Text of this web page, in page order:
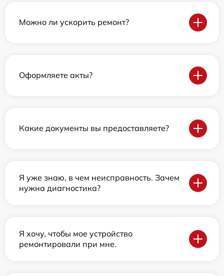
Можно ли ускорить ремонт?
Оформляете акты?
Какие документы вы предоставляете?
Я уже знаю, в чем неисправность. Зачем
нужна диагностика?
Я хочу, чтобы мое устройство
ремонтировали при мне.